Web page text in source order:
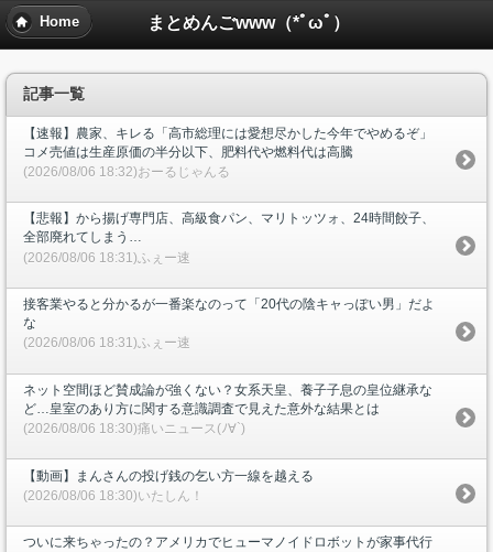
まとめんごwww（*ﾟωﾟ）
Home
記事一覧
【速報】農家、キレる「高市総理には愛想尽かした今年でやめるぞ」
コメ売値は生産原価の半分以下、肥料代や燃料代は高騰
(2026/08/06 18:32)おーるじゃんる
【悲報】から揚げ専門店、高級食パン、マリトッツォ、24時間餃子、
全部廃れてしまう…
(2026/08/06 18:31)ふぇー速
接客業やると分かるが一番楽なのって「20代の陰キャっぽい男」だよ
な
(2026/08/06 18:31)ふぇー速
ネット空間ほど賛成論が強くない？女系天皇、養子子息の皇位継承な
ど…皇室のあり方に関する意識調査で見えた意外な結果とは
(2026/08/06 18:30)痛いニュース(ﾉ∀`)
【動画】まんさんの投げ銭の乞い方一線を越える
(2026/08/06 18:30)いたしん！
ついに来ちゃったの？アメリカでヒューマノイドロボットが家事代行